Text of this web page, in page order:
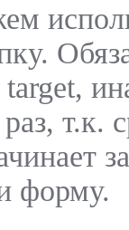
т.к.
форму.